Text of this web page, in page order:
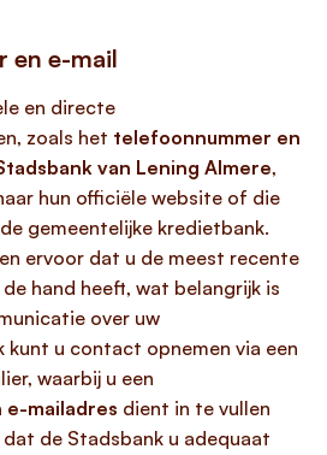
en e-mail
en directe
zoals het telefoonnummer en
van Lening Almere,
hun officiële website of die
gemeentelijke kredietbank.
ervoor dat u de meest recente
hand heeft, wat belangrijk is
over uw
kunt u contact opnemen via een
waarbij u een
mailadres dient in te vullen
de Stadsbank u adequaat